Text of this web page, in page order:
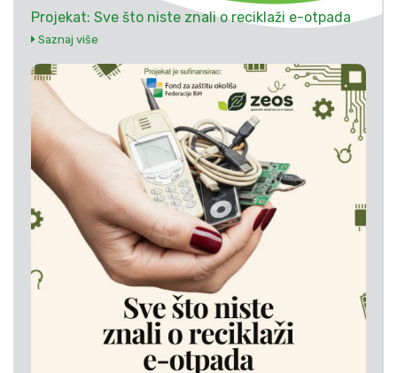
Projekat: Sve što niste znali o reciklaži e-otpada
Saznaj više